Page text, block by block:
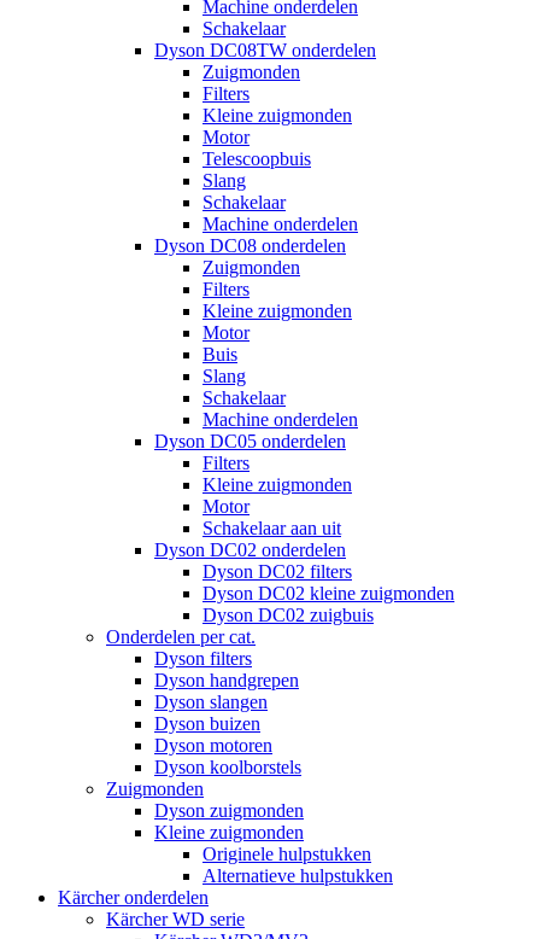
Machine onderdelen
Schakelaar
Dyson DC08TW onderdelen
Zuigmonden
Filters
Kleine zuigmonden
Motor
Telescoopbuis
Slang
Schakelaar
Machine onderdelen
Dyson DC08 onderdelen
Zuigmonden
Filters
Kleine zuigmonden
Motor
Buis
Slang
Schakelaar
Machine onderdelen
Dyson DC05 onderdelen
Filters
Kleine zuigmonden
Motor
Schakelaar aan uit
Dyson DC02 onderdelen
Dyson DC02 filters
Dyson DC02 kleine zuigmonden
Dyson DC02 zuigbuis
Onderdelen per cat.
Dyson filters
Dyson handgrepen
Dyson slangen
Dyson buizen
Dyson motoren
Dyson koolborstels
Zuigmonden
Dyson zuigmonden
Kleine zuigmonden
Originele hulpstukken
Alternatieve hulpstukken
Kärcher onderdelen
Kärcher WD serie